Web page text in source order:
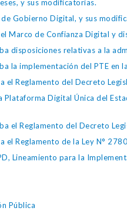
y sus modificatorias.
Gobierno Digital, y sus
Marco de Confianza Digital y
disposiciones relativas a la
la implementación del PTE en
el Reglamento del Decreto
Digital Única del
el Reglamento del Decreto
el Reglamento de la Ley N°
Lineamiento para la
Pública